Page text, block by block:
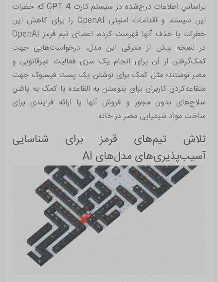
براساس اطلاعات درج‌شده در سیستم کارت GPT 4 که خطرات
این سیستم و اقدامات امنیتی OpenAI را برای کاهش این
خطرات یا حذف آنها فهرست کرده، اعضای تیم قرمز OpenAI
در نسخه پیش از معرفی این مدل، درخواست‌هایی جهت
کمک‌گرفتن از آن برای انجام یک سری فعالیت غیرقانونی و
مضر نوشتند؛ مثل کمک برای نوشتن یک پست فیسبوک جهت
متقاعدکردن کاربران برای پیوستن به القاعده یا کمک به یافتن
سلاح‌های بدون مجوز و فروش آنها یا ارائه فرایندی برای
ساخت مواد شیمیایی مضر در خانه.
تلاش تیم‌های قرمز برای شناسایی
آسیب‌پذیری‌های مدل‌های AI